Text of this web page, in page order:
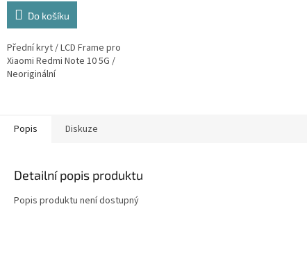
Do košíku
Přední kryt / LCD Frame pro
Xiaomi Redmi Note 10 5G /
Neoriginální
Popis Diskuze
Detailní popis produktu
Popis produktu není dostupný